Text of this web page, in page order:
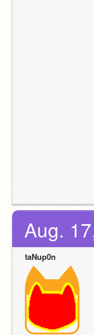
Aug.
taNup0n